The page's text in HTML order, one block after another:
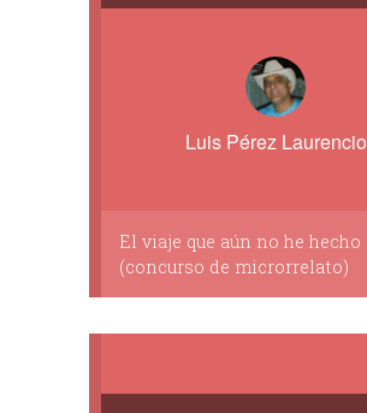
Luis Pérez Laurencio
El viaje que aún no he hecho
(concurso de microrrelato)